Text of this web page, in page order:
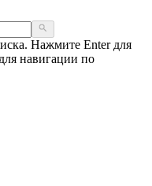
Нажмите Enter для
навигации по